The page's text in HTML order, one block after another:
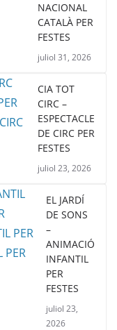
NACIONAL
CATALÀ PER
FESTES
juliol 31, 2026
CIA TOT
CIRC –
ESPECTACLE
DE CIRC PER
FESTES
juliol 23, 2026
EL JARDÍ
DE SONS
–
ANIMACIÓ
INFANTIL
PER
FESTES
juliol 23,
2026